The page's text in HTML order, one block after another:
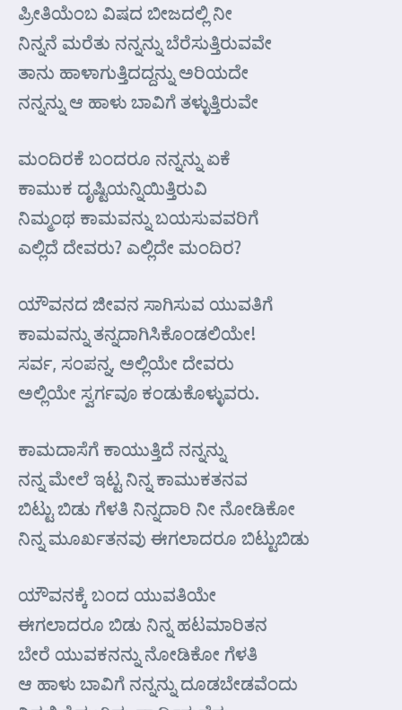
ಪ್ರೀತಿಯೆಂಬ ವಿಷದ ಬೀಜದಲ್ಲಿ ನೀ
ನಿನ್ನನೆ ಮರೆತು ನನ್ನನ್ನು ಬೆರೆಸುತ್ತಿರುವವೇ
ತಾನು ಹಾಳಾಗುತ್ತಿದದ್ದನ್ನು ಅರಿಯದೇ
ನನ್ನನ್ನು ಆ ಹಾಳು ಬಾವಿಗೆ ತಳ್ಳುತ್ತಿರುವೇ
ಮಂದಿರಕೆ ಬಂದರೂ ನನ್ನನ್ನು ಏಕೆ
ಕಾಮುಕ ದೃಷ್ಟಿಯನ್ನಿಯಿತ್ತಿರುವಿ
ನಿಮ್ಮಂಥ ಕಾಮವನ್ನು ಬಯಸುವವರಿಗೆ
ಎಲ್ಲಿದೆ ದೇವರು? ಎಲ್ಲಿದೇ ಮಂದಿರ?
ಯೌವನದ ಜೀವನ ಸಾಗಿಸುವ ಯುವತಿಗೆ
ಕಾಮವನ್ನು ತನ್ನದಾಗಿಸಿಕೊಂಡಲಿಯೇ!
ಸರ್ವ, ಸಂಪನ್ನ, ಅಲ್ಲಿಯೇ ದೇವರು
ಅಲ್ಲಿಯೇ ಸ್ವರ್ಗವೂ ಕಂಡುಕೊಳ್ಳುವರು.
ಕಾಮದಾಸೆಗೆ ಕಾಯುತ್ತಿದೆ ನನ್ನನ್ನು
ನನ್ನ ಮೇಲೆ ಇಟ್ಟ ನಿನ್ನ ಕಾಮುಕತನವ
ಬಿಟ್ಟು ಬಿಡು ಗೆಳತಿ ನಿನ್ನದಾರಿ ನೀ ನೋಡಿಕೋ
ನಿನ್ನ ಮೂರ್ಖತನವು ಈಗಲಾದರೂ ಬಿಟ್ಟುಬಿಡು
ಯೌವನಕ್ಕೆ ಬಂದ ಯುವತಿಯೇ
ಈಗಲಾದರೂ ಬಿಡು ನಿನ್ನ ಹಟಮಾರಿತನ
ಬೇರೆ ಯುವಕನನ್ನು ನೋಡಿಕೋ ಗೆಳತಿ
ಆ ಹಾಳು ಬಾವಿಗೆ ನನ್ನನ್ನು ದೂಡಬೇಡವೆಂದು